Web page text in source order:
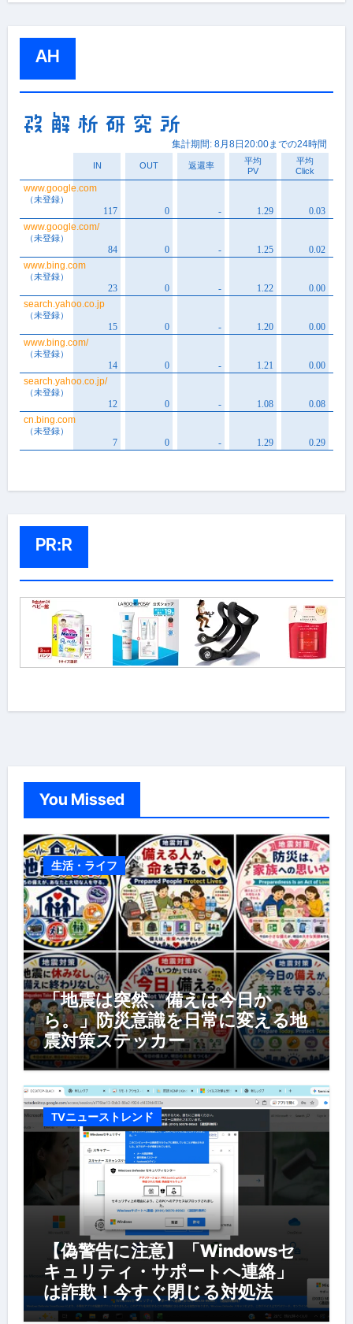
AH
PR:R
You Missed
生活・ライフ
「地震は突然、備えは今日か
ら。」防災意識を日常に変える地
震対策ステッカー
TVニューストレンド
【偽警告に注意】「Windowsセ
キュリティ・サポートへ連絡」
は詐欺！今すぐ閉じる対処法